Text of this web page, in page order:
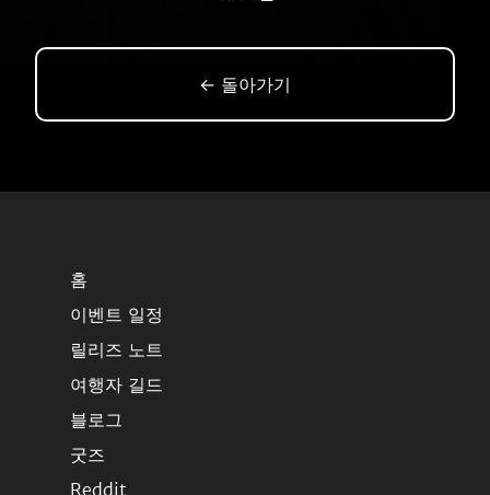
← 돌아가기
홈
이벤트 일정
릴리즈 노트
여행자 길드
블로그
굿즈
Reddit